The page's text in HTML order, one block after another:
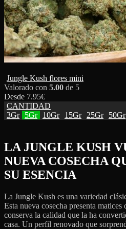
Jungle Kush flores mini
Valorado con 5.00 de 5
Desde 7.95€
CANTIDAD
3Gr
5Gr 10Gr 15Gr 25Gr 50Gr
LA JUNGLE KUSH
NUEVA COSECHA
SU ESENCIA
La Jungle Kush es una variedad
Esta nueva cosecha presenta
conserva la calidad que la ha
casa. Un perfil renovado que